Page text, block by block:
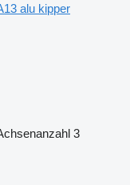
alu kipper
3